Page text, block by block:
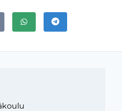
sähköpostitse
Jaa WhatsAppissa
Jaa Telegramissa